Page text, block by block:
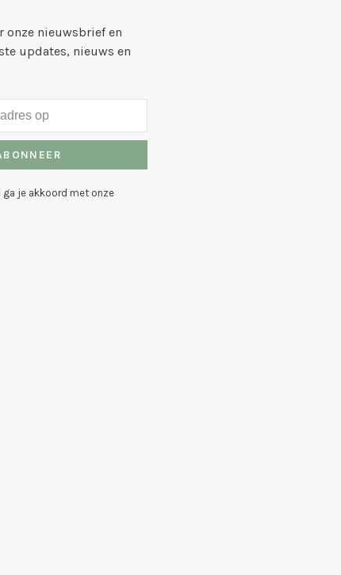
onze nieuwsbrief en
updates, nieuws en
ga je akkoord met onze